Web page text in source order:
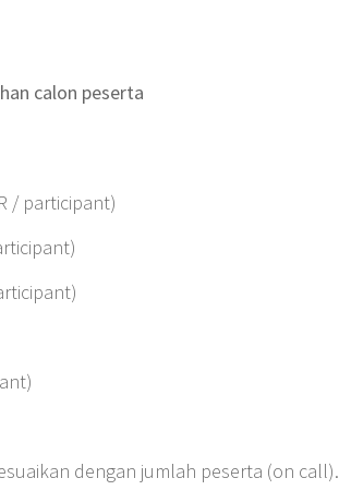
calon peserta
/ participant)
dengan jumlah peserta (on call).